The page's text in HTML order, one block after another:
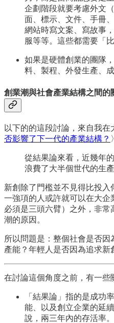
企劃階段就要考慮外文
面、標示、文件、手冊
網站時寫文案、寫故事
服等等。這些都需要「
如果是硬體創業的團隊
料、製程、外發生產、
創業潮與社會產業結構之間的
以下的的這段討論，來自我在
否影響了下一代的產業結構？
從結果論來看，近幾年
浪費了大半個世代的生
新創除了門檻並不見得比投
一強項的人或許就可以在大
必須是三頭六臂）之外，非
潮的原因。
所以問題是：整個社會是否
產能？年輕人是否因為追求新
在討論這個角度之前，有一些
「結果論」指的是成功
能、以及創立企業的延
說，兩三年內的存活率。